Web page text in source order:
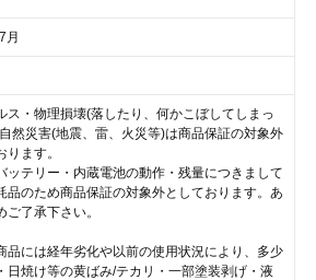
月
ス・物理損壊(落したり、何かこぼしてしまっ
然災害(地震、雷、火災等)は商品保証の対象外
ります。
ッテリー・内蔵電池の動作・残量につきまして
品のため商品保証の対象外としております。あ
ご了承下さい。
品には経年劣化や以前の使用状況により、多少
日焼け等の黄ばみ/テカリ・一部塗装剥げ・液